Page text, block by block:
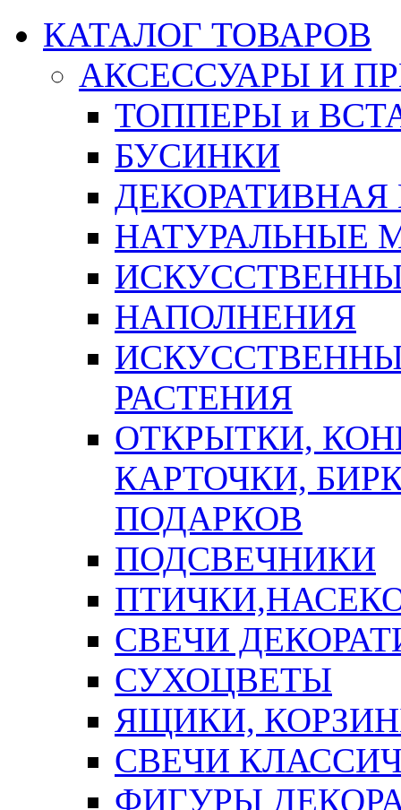
КАТАЛОГ ТОВАРОВ
АКСЕССУАРЫ И
ТОППЕРЫ и
БУСИНКИ
ДЕКОРАТИВНАЯ
НАТУРАЛЬНЫЕ
НАПОЛНЕНИЯ
РАСТЕНИЯ
ОТКРЫТКИ,
КАРТОЧКИ,
ПОДАРКОВ
ПОДСВЕЧНИКИ
СВЕЧИ
СУХОЦВЕТЫ
ЯЩИКИ,
СВЕЧИ
ФИГУРЫ